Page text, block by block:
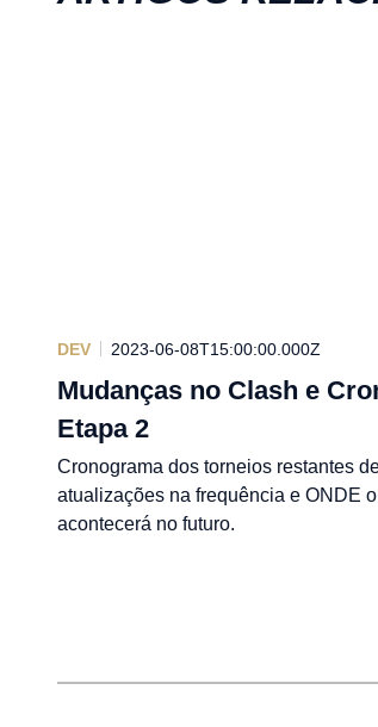
DEV 2023-06-08T15:00:00.000Z
Mudanças no Clash e
Etapa 2
Cronograma dos torneios restantes
atualizações na frequência e ONDE
acontecerá no futuro.